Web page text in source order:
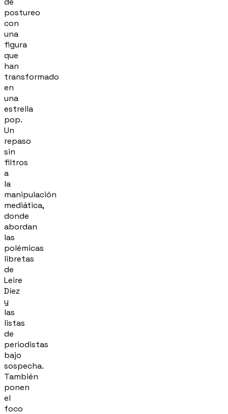
postureo
con
una
figura
que
han
transformado
en
una
estrella
pop.
Un
repaso
sin
filtros
a
la
manipulación
mediática,
donde
abordan
las
polémicas
libretas
de
Leire
Díez
y
las
listas
de
periodistas
bajo
sospecha.
También
ponen
el
foco